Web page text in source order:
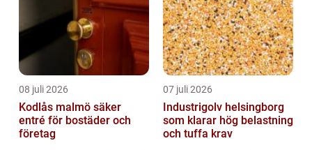
08 juli 2026
Kodlås malmö säker
entré för bostäder och
företag
07 juli 2026
Industrigolv helsingborg
som klarar hög belastning
och tuffa krav